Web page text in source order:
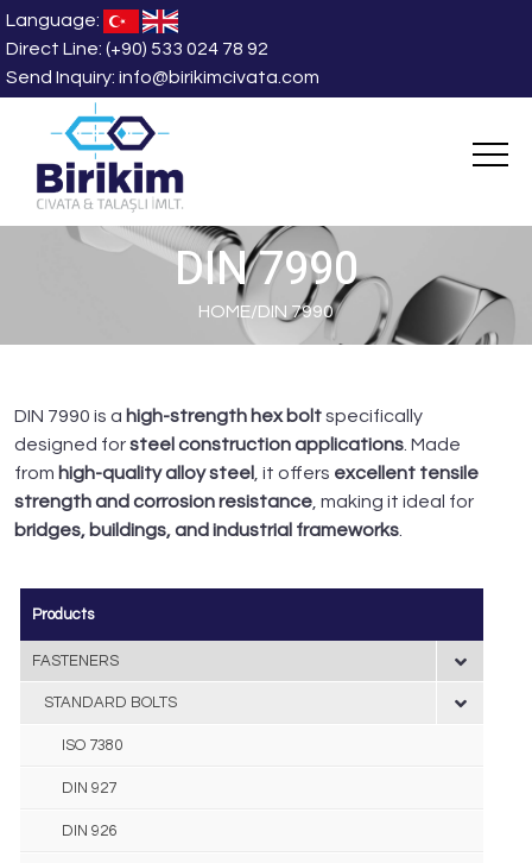
Language:
Direct Line: (+90) 533 024 78 92
Send Inquiry: info@birikimcivata.com
DIN 7990
HOME/DIN 7990
Products
FASTENERS
STANDARD BOLTS
ISO 7380
DIN 927
DIN 926
DIN 7990 is a high-strength hex boltspecifically
designed forsteel construction applications . Made
from high-quality alloy steel , it offers excellent tensile
strength and corrosion resistance , making it ideal for
bridges, buildings, and industrial frameworks